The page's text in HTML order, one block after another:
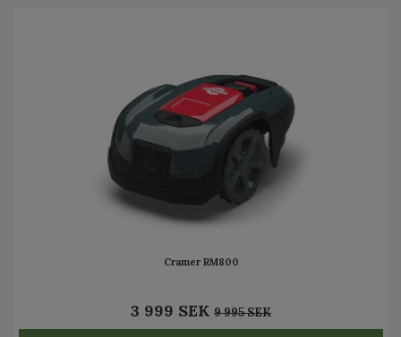
Cramer RM800
3 999 SEK 9 995 SEK